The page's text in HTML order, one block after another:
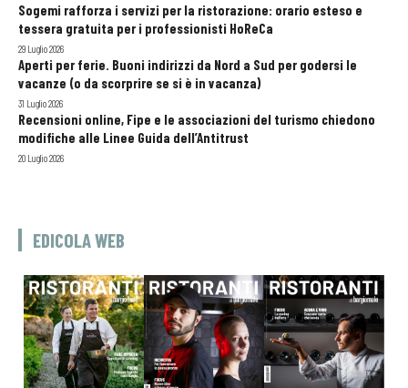
Sogemi rafforza i servizi per la ristorazione: orario esteso e
tessera gratuita per i professionisti HoReCa
29 Luglio 2026
Aperti per ferie. Buoni indirizzi da Nord a Sud per godersi le
vacanze (o da scorprire se si è in vacanza)
31 Luglio 2026
Recensioni online, Fipe e le associazioni del turismo chiedono
modifiche alle Linee Guida dell’Antitrust
20 Luglio 2026
EDICOLA WEB